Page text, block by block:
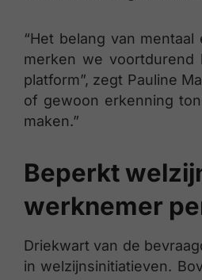
“Het belang van
merken we voortdurend
platform”, zegt Pauline
of gewoon erkenning
maken.”
Beperkt
werknemer
Driekwart van de
in welzijnsinitiatieven.